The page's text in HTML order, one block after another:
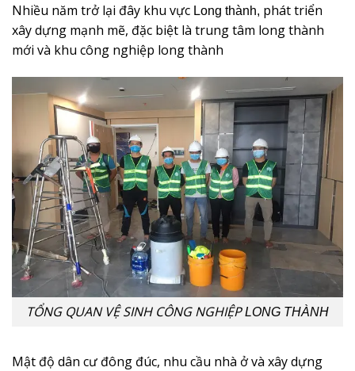
Nhiều năm trở lại đây khu vực Long thành, phát triển
xây dựng mạnh mẽ, đặc biệt là trung tâm long thành
mới và khu công nghiệp long thành
TỔNG QUAN VỆ SINH CÔNG NGHIỆPLONG THÀNH
Mật độ dân cư đông đúc, nhu cầu nhà ở và xây dựng